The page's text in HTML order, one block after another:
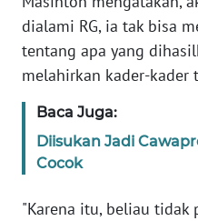
dialami RG, ia tak bisa
tentang apa yang
melahirkan kader-kader
Baca Juga:
Diisukan Jadi
Cocok
"Karena itu, beliau tidak
REDAKSI
KARIR
DISCLAIMER
Wahana